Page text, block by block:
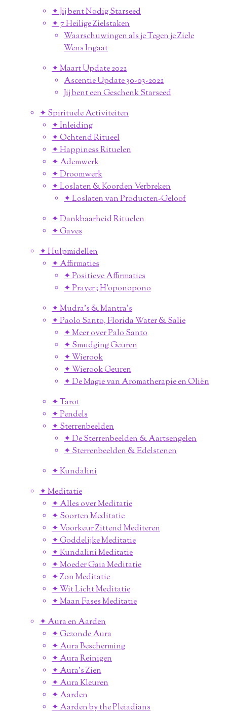
✦ Jij bent Nodig Starseed
✦ 7 Heilige Zielstaken
Waarschuwingen als je Tegen je Ziele
Wens Ingaat
✦ Maart Update 2022
Ascentie Update 30-03-2022
Jij bent een Geschenk Starseed
✦ Spirituele Activiteiten
✦ Inleiding
✦ Ochtend Ritueel
✦ Happiness Rituelen
✦ Ademwerk
✦ Droomwerk
✦ Loslaten & Koorden Verbreken
✦ Loslaten van Producten-Geloof
✦ Dankbaarheid Rituelen
✦ Gaves
✦ Hulpmidellen
✦ Affirmaties
✦ Positieve Affirmaties
✦ Prayer ; H'oponopono
✦ Mudra's & Mantra's
✦ Paolo Santo, Florida Water & Salie
✦ Meer over Palo Santo
✦ Smudging Geuren
✦ Wierook
✦ Wierook Geuren
✦ De Magie van Aromatherapie en Oliën
✦ Tarot
✦ Pendels
✦ Sterrenbeelden
✦ De Sterrenbeelden & Aartsengelen
✦ Sterrenbeelden & Edelstenen
✦ Kundalini
✦ Meditatie
✦ Alles over Meditatie
✦ Soorten Meditatie
✦ Voorkeur Zittend Mediteren
✦ Goddelijke Meditatie
✦ Kundalini Meditatie
✦ Moeder Gaia Meditatie
✦ Zon Meditatie
✦ Wit Licht Meditatie
✦ Maan Fases Meditatie
✦ Aura en Aarden
✦ Gezonde Aura
✦ Aura Bescherming
✦ Aura Reinigen
✦ Aura's Zien
✦ Aura Kleuren
✦ Aarden
✦ Aarden by the Pleiadians